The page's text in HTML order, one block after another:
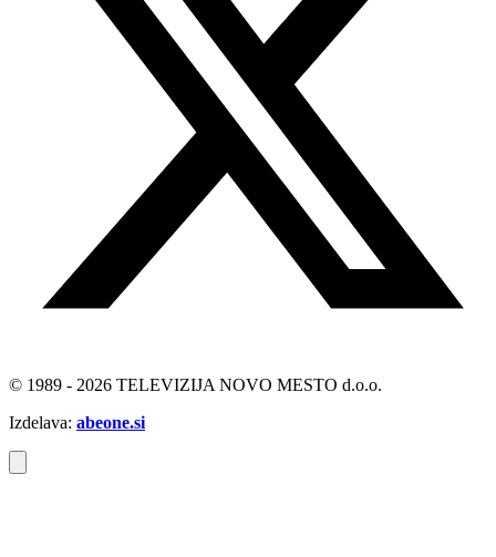
© 1989 - 2026 TELEVIZIJA NOVO MESTO d.o.o.
Izdelava: abeone.si